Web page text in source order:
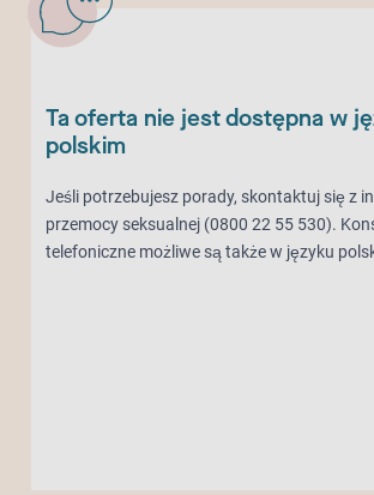
Ta oferta nie jest dostępna w
polskim
Jeśli potrzebujesz porady, skontaktuj się z
przemocy seksualnej (0800 22 55 530).
telefoniczne możliwe są także w języku